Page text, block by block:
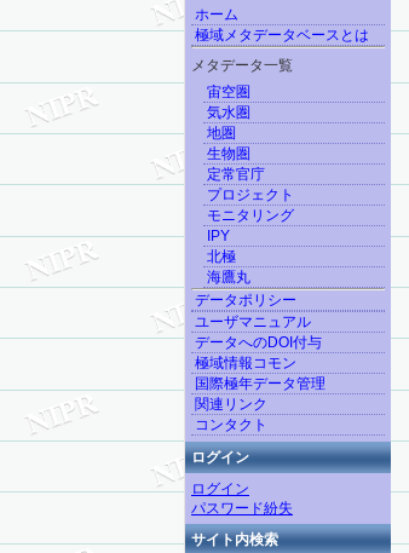
ホーム
極域メタデータベースとは
メタデータ一覧
宙空圏
気水圏
地圏
生物圏
定常官庁
プロジェクト
モニタリング
IPY
北極
海鷹丸
データポリシー
ユーザマニュアル
データへのDOI付与
極域情報コモン
国際極年データ管理
関連リンク
コンタクト
ログイン
ログイン
パスワード紛失
サイト内検索